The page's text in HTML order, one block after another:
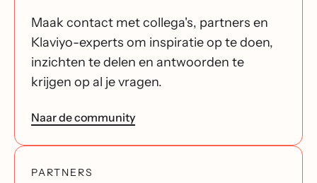
Maak contact met collega's, partners en
Klaviyo-experts om inspiratie op te doen,
inzichten te delen en antwoorden te
krijgen op al je vragen.
Naar de community
PARTNERS